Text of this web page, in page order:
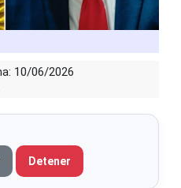
10/06/2026
Detener